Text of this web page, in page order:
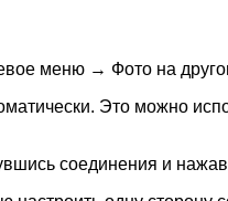
меню → Фото на
Это можно
соединения и нажав